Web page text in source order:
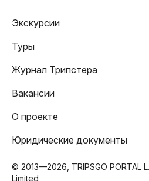
Экскурсии
Туры
Журнал Трипстера
Вакансии
О проекте
Юридические документы
© 2013—2026, TRIPSGO PORTAL
Limited